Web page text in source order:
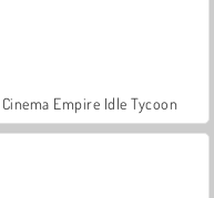
Cinema Empire Idle Tycoon